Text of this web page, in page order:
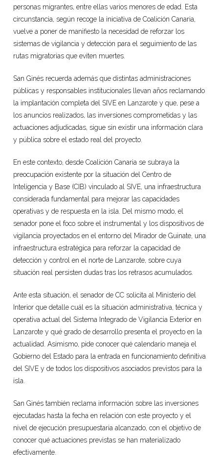
personas migrantes, entre ellas varios menores de edad. Esta
circunstancia, según recoge la iniciativa de Coalición Canaria,
vuelve a poner de manifiesto la necesidad de reforzar los
sistemas de vigilancia y detección para el seguimiento de las
rutas migratorias que eviten muertes.
San Ginés recuerda además que distintas administraciones
públicas y responsables institucionales llevan años reclamando
la implantación completa del SIVE en Lanzarote y que, pese a
los anuncios realizados, las inversiones comprometidas y las
actuaciones adjudicadas, sigue sin existir una información clara
y pública sobre el estado real del proyecto.
En este contexto, desde Coalición Canaria se subraya la
preocupación existente por la situación del Centro de
Inteligencia y Base (CIB) vinculado al SIVE, una infraestructura
considerada fundamental para mejorar las capacidades
operativas y de respuesta en la isla. Del mismo modo, el
senador pone el foco sobre el instrumental y los dispositivos de
vigilancia proyectados en el entorno del Mirador de Guinate, una
infraestructura estratégica para reforzar la capacidad de
detección y control en el norte de Lanzarote, sobre cuya
situación real persisten dudas tras los retrasos acumulados.
Ante esta situación, el senador de CC solicita al Ministerio del
Interior que detalle cuál es la situación administrativa, técnica y
operativa actual del Sistema Integrado de Vigilancia Exterior en
Lanzarote y qué grado de desarrollo presenta el proyecto en la
actualidad. Asimismo, pide conocer qué calendario maneja el
Gobierno del Estado para la entrada en funcionamiento definitiva
del SIVE y de todos los dispositivos asociados previstos para la
isla.
San Ginés también reclama información sobre las inversiones
ejecutadas hasta la fecha en relación con este proyecto y el
nivel de ejecución presupuestaria alcanzado, con el objetivo de
conocer qué actuaciones previstas se han materializado
efectivamente.